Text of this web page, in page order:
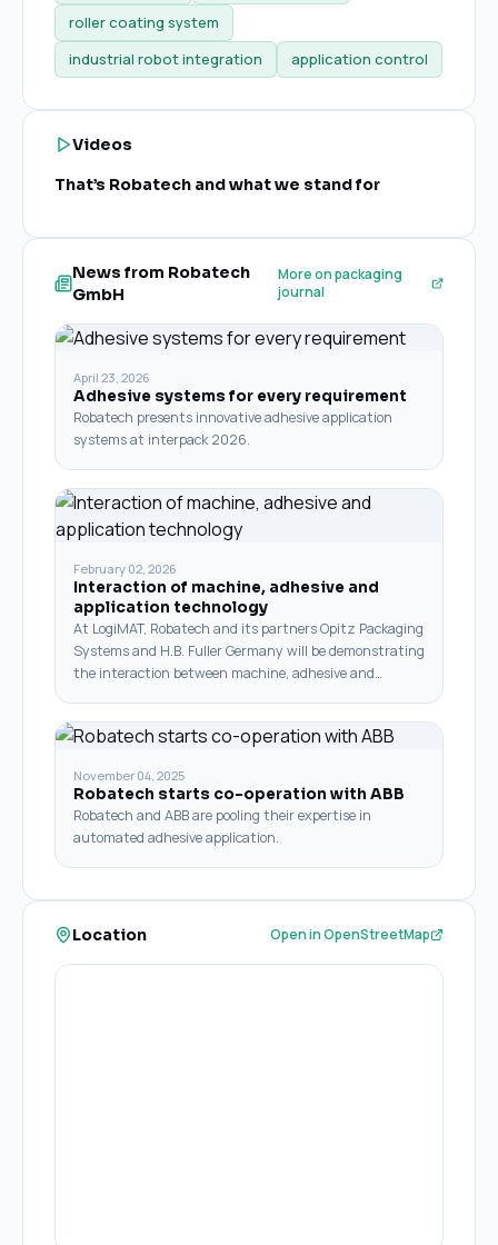
roller coating system
industrial robot integration
application control
Videos
That’s Robatech and what we stand for
News from Robatech
GmbH
More on packaging
journal
April 23, 2026
Adhesive systems for every requirement
Robatech presents innovative adhesive application
systems at interpack 2026.
February 02, 2026
Interaction of machine, adhesive and
application technology
At LogiMAT, Robatech and its partners Opitz Packaging
Systems and H.B. Fuller Germany will be demonstrating
the interaction between machine, adhesive and…
November 04, 2025
Robatech starts co-operation with ABB
Robatech and ABB are pooling their expertise in
automated adhesive application.
Location Open in OpenStreetMap